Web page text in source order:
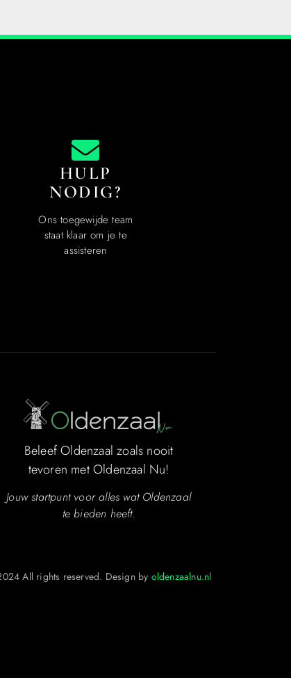
HULP
NODIG?
Ons toegewijde team
staat klaar om je te
assisteren
Beleef Oldenzaal zoals nooit
tevoren met Oldenzaal Nu!
Jouw startpunt voor alles wat Oldenzaal
te bieden heeft.
All rights reserved. Design by oldenzaalnu.nl